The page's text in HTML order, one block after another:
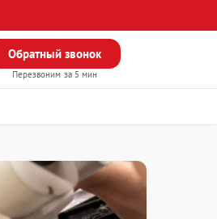
Обратный звонок
Перезвоним за 5 мин